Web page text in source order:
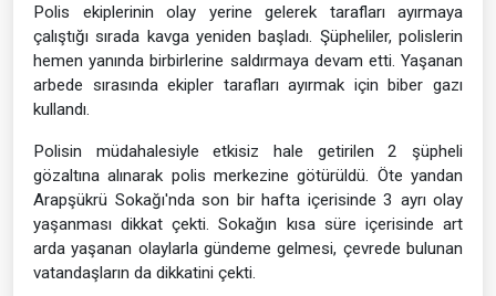
Polis ekiplerinin olay yerine gelerek tarafları ayırmaya
çalıştığı sırada kavga yeniden başladı. Şüpheliler, polislerin
hemen yanında birbirlerine saldırmaya devam etti. Yaşanan
arbede sırasında ekipler tarafları ayırmak için biber gazı
kullandı.
Polisin müdahalesiyle etkisiz hale getirilen 2 şüpheli
gözaltına alınarak polis merkezine götürüldü. Öte yandan
Arapşükrü Sokağı'nda son bir hafta içerisinde 3 ayrı olay
yaşanması dikkat çekti. Sokağın kısa süre içerisinde art
arda yaşanan olaylarla gündeme gelmesi, çevrede bulunan
vatandaşların da dikkatini çekti.